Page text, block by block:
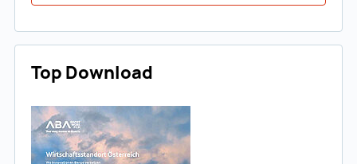
Top Download